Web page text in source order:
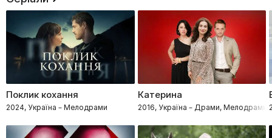
Сонце
Телемагазин.
Al Jazeera
Радіо NV
…
7 канал. Казахстан
Поклик кохання
2024, Україна – Мелодрами
Катерина
2016, Україна – Драми, Мелодрами